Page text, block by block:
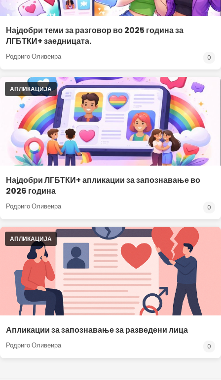
Најдобри теми за разговор во 2025 година за
ЛГБТКИ+ заедницата.
Родриго Оливеира 0
АПЛИКАЦИЈА
Најдобри ЛГБТКИ+ апликации за запознавање во
2026 година
Родриго Оливеира 0
АПЛИКАЦИЈА
Апликации за запознавање за разведени лица
Родриго Оливеира 0